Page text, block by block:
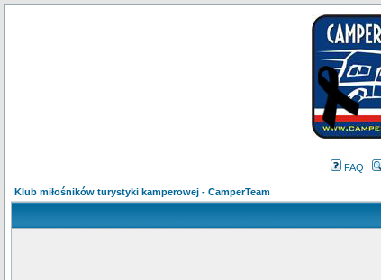
FAQ
Klub miłośników turystyki kamperowej - CamperTeam